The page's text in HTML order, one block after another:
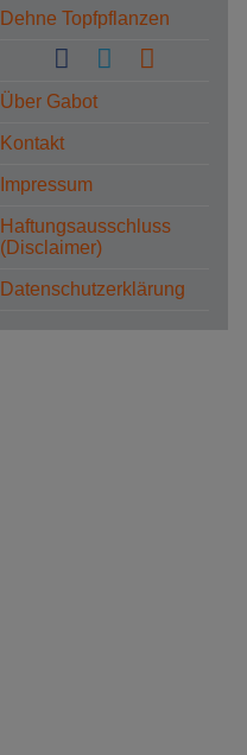
Dehne Topfpflanzen
Über Gabot
Kontakt
Impressum
Haftungsausschluss
(Disclaimer)
Datenschutzerklärung